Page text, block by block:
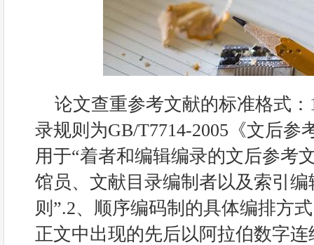
论文查重参考文献的标准格式
录规则为GB/T7714-2005《文后参
用于“着者和编辑编录的文后参考
馆员、文献目录编制者以及索引
则”.2、顺序编码制的具体编排方
正文中出现的先后以阿拉伯数字